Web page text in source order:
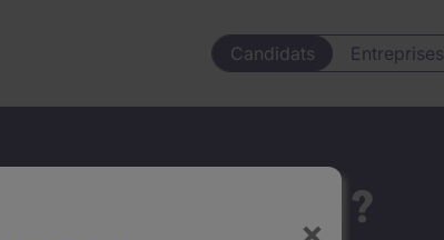
Candidats Entreprises
commençait ici ?